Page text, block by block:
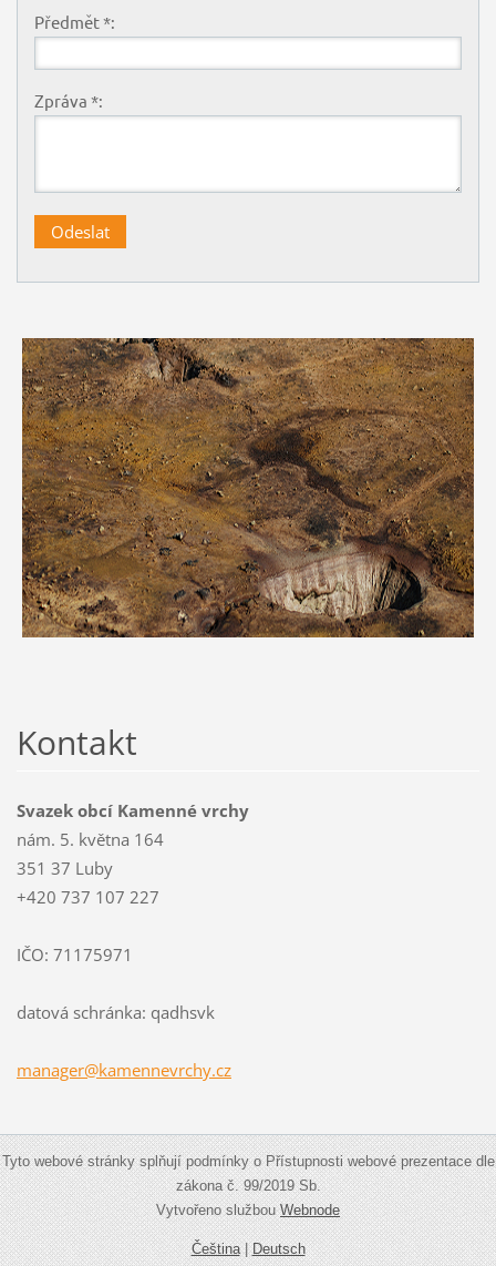
Předmět *:
Zpráva *:
Kontakt
Svazek obcí Kamenné vrchy
nám. 5. května 164
351 37 Luby
+420 737 107 227
IČO: 71175971
datová schránka: qadhsvk
manager@kamennevrchy.cz
Tyto webové stránky splňují podmínky o Přístupnosti webové prezentace dle
zákona č. 99/2019 Sb.
Vytvořeno službouWebnode
Čeština|Deutsch